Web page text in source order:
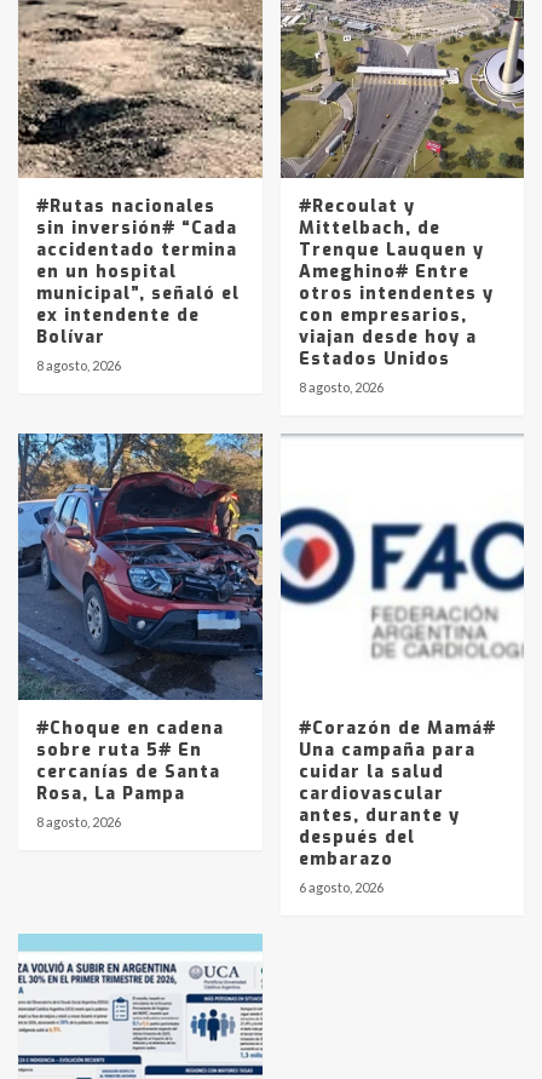
4
joven de Trenque Lauquen
5
Los precios de los combustibles en
La Pampa, desde YPF hasta Axion
entre 857 a 1338 pesos
#Rutas nacionales
sin inversión# “Cada
accidentado termina
en un hospital
municipal”, señaló el
ex intendente de
Bolívar
8 agosto, 2026
#Recoulat y
Mittelbach, de
Trenque Lauquen y
Ameghino# Entre
otros intendentes y
con empresarios,
viajan desde hoy a
Estados Unidos
8 agosto, 2026
#Choque en cadena
sobre ruta 5# En
cercanías de Santa
Rosa, La Pampa
8 agosto, 2026
#Corazón de Mamá#
Una campaña para
cuidar la salud
cardiovascular
antes, durante y
después del
embarazo
6 agosto, 2026